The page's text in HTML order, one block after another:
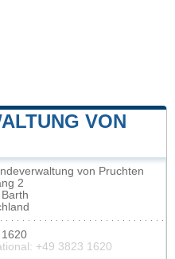
VON
von Pruchten
2
+49 3823 1620